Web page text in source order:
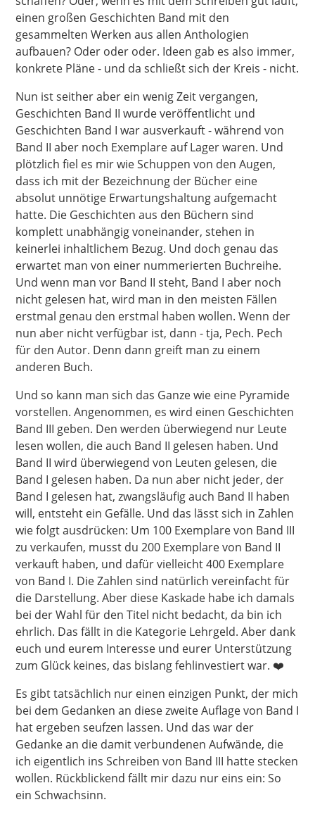
einen großen Geschichten Band mit den
gesammelten Werken aus allen Anthologien
aufbauen? Oder oder oder. Ideen gab es also immer,
konkrete Pläne - und da schließt sich der Kreis - nicht.
Nun ist seither aber ein wenig Zeit vergangen,
Geschichten Band II wurde veröffentlicht und
Geschichten Band I war ausverkauft - während von
Band II aber noch Exemplare auf Lager waren. Und
plötzlich fiel es mir wie Schuppen von den Augen,
dass ich mit der Bezeichnung der Bücher eine
absolut unnötige Erwartungshaltung aufgemacht
hatte. Die Geschichten aus den Büchern sind
komplett unabhängig voneinander, stehen in
keinerlei inhaltlichem Bezug. Und doch genau das
erwartet man von einer nummerierten Buchreihe.
Und wenn man vor Band II steht, Band I aber noch
nicht gelesen hat, wird man in den meisten Fällen
erstmal genau den erstmal haben wollen. Wenn der
nun aber nicht verfügbar ist, dann - tja, Pech. Pech
für den Autor. Denn dann greift man zu einem
anderen Buch.
Und so kann man sich das Ganze wie eine Pyramide
vorstellen. Angenommen, es wird einen Geschichten
Band III geben. Den werden überwiegend nur Leute
lesen wollen, die auch Band II gelesen haben. Und
Band II wird überwiegend von Leuten gelesen, die
Band I gelesen haben. Da nun aber nicht jeder, der
Band I gelesen hat, zwangsläufig auch Band II haben
will, entsteht ein Gefälle. Und das lässt sich in Zahlen
wie folgt ausdrücken: Um 100 Exemplare von Band III
zu verkaufen, musst du 200 Exemplare von Band II
verkauft haben, und dafür vielleicht 400 Exemplare
von Band I. Die Zahlen sind natürlich vereinfacht für
die Darstellung. Aber diese Kaskade habe ich damals
bei der Wahl für den Titel nicht bedacht, da bin ich
ehrlich. Das fällt in die Kategorie Lehrgeld. Aber dank
euch und eurem Interesse und eurer Unterstützung
zum Glück keines, das bislang fehlinvestiert war. ❤️
Es gibt tatsächlich nur einen einzigen Punkt, der mich
bei dem Gedanken an diese zweite Auflage von Band I
hat ergeben seufzen lassen. Und das war der
Gedanke an die damit verbundenen Aufwände, die
ich eigentlich ins Schreiben von Band III hatte stecken
wollen. Rückblickend fällt mir dazu nur eins ein: So
ein Schwachsinn.